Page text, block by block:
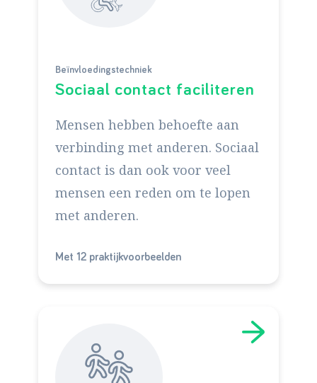
Beïnvloedingstechniek
Sociaal contact faciliteren
Mensen hebben behoefte aan
verbinding met anderen. Sociaal
contact is dan ook voor veel
mensen een reden om te lopen
met anderen.
Met 12 praktijkvoorbeelden